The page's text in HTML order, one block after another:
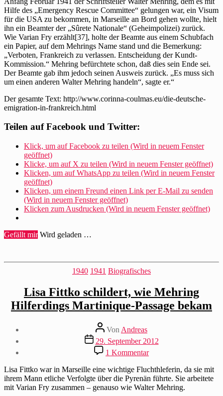
Hilfe des „Emergency Rescue Committee“ gelungen war, ein Visum
für die USA zu bekommen, in Marseille an Bord gehen wollte, hielt
ihn ein Beamter der „Sûrete Nationale“ (Geheimpolizei) zurück.
Wie Varian Fry erzählt[37], holte der Beamte aus einem Schubfach
ein Papier, auf dem Mehrings Name stand und die Bemerkung:
„Verboten, Frankreich zu verlassen. Entscheidung der Kundt-
Kommission.“ Mehring befürchtete schon, daß dies sein Ende sei.
Der Beamte gab ihm jedoch seinen Ausweis zurück. „Es muss sich
um einen anderen Walter Mehring handeln“, sagte er.“
Der gesamte Text: http://www.corinna-coulmas.eu/die-deutsche-
emigration-in-frankreich.html
Teilen auf Facebook und Twitter:
Klick, um auf Facebook zu teilen (Wird in neuem Fenster
geöffnet)
Klicke, um auf X zu teilen (Wird in neuem Fenster geöffnet)
Klicken, um auf WhatsApp zu teilen (Wird in neuem Fenster
geöffnet)
Klicken, um einem Freund einen Link per E-Mail zu senden
(Wird in neuem Fenster geöffnet)
Klicken zum Ausdrucken (Wird in neuem Fenster geöffnet)
Gefällt mir Wird geladen …
Kategorien
1940 1941 Biografisches
Lisa Fittko schildert, wie Mehring
Hilferdings Martinique-Passage bekam
Beitragsautor
Von Andreas
Beitragsdatum
29. September 2012
1 Kommentarzu
Lisa
Fittko
schildert,
wie
Lisa Fittko war in Marseille eine wichtige Fluchthleferin, da sie mit
ihrem Mann etliche Verfolgte über die Pyrenän führte. Sie arbeitete
mit Varian Fry zusammen – genauso wie Walter Mehring.